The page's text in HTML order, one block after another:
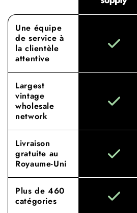
Une équipe
de service à
la clientèle
attentive
Largest
vintage
wholesale
network
Livraison
gratuite au
Royaume-Uni
Plus de 460
catégories